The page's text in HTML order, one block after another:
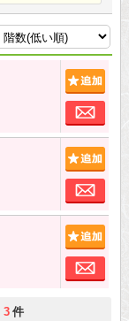
お
お
お
3 件